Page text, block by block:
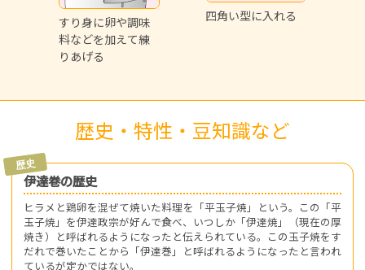
すり身に卵や調味
料などを加えて練
りあげる
四角い型に入れる
歴史・特性・豆知識など
伊達巻の歴史
ヒラメと鶏卵を混ぜて焼いた料理を「平玉子焼」という。この「平
玉子焼」を伊達政宗が好んで食べ、いつしか「伊達焼」（現在の厚
焼き）と呼ばれるようになったと伝えられている。この玉子焼をす
だれで巻いたことから「伊達巻」と呼ばれるようになったと言われ
ているが定かではない。